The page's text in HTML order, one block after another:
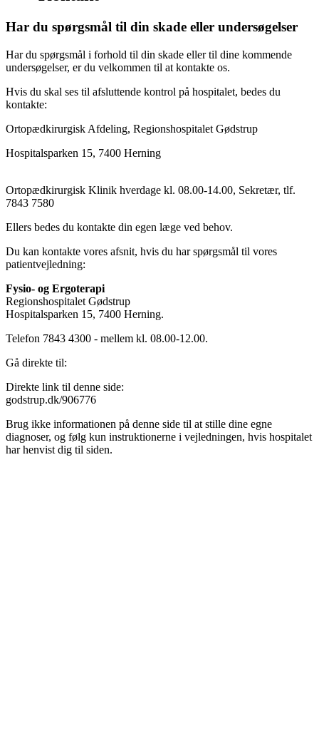
Har du spørgsmål til din skade eller undersøgelser
Har du spørgsmål i forhold til din skade eller til dine kommende
undersøgelser, er du velkommen til at kontakte os.
Hvis du skal ses til afsluttende kontrol på hospitalet, bedes du
kontakte:
Ortopædkirurgisk Afdeling, Regionshospitalet Gødstrup
Hospitalsparken 15, 7400 Herning
Ortopædkirurgisk Klinik hverdage kl. 08.00-14.00, Sekretær, tlf.
7843 7580
Ellers bedes du kontakte din egen læge ved behov.
Du kan kontakte vores afsnit, hvis du har spørgsmål til vores
patientvejledning:
Fysio- og Ergoterapi
Regionshospitalet Gødstrup
Hospitalsparken 15, 7400 Herning.
Telefon 7843 4300 - mellem kl. 08.00-12.00.
Gå direkte til:
Direkte link til denne side:
godstrup.dk/906776
Brug ikke informationen på denne side til at stille dine egne
diagnoser, og følg kun instruktionerne i vejledningen, hvis hospitalet
har henvist dig til siden.